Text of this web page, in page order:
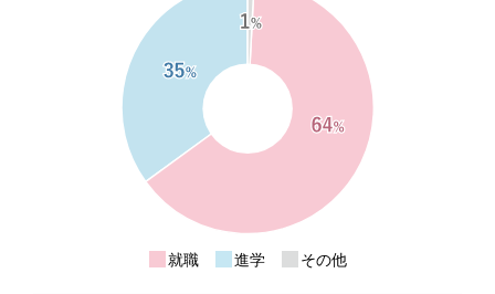
就職 進学 その他